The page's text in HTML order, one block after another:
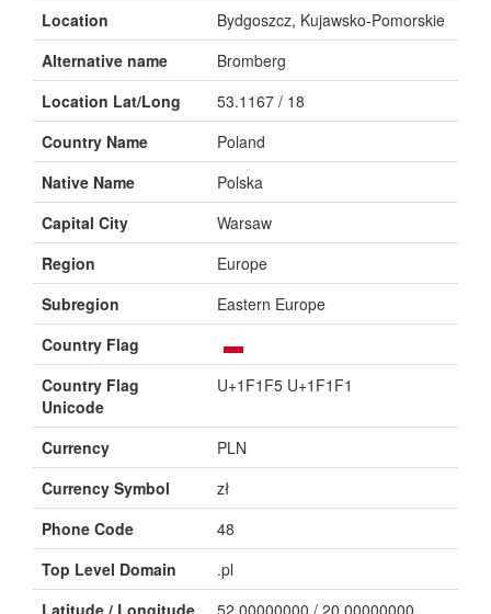
Location
Bydgoszcz, Kujawsko-Pomorskie
Alternative name
Bromberg
Location Lat/Long
53.1167 / 18
Country Name
Poland
Native Name
Polska
Capital City
Warsaw
Region
Europe
Subregion
Eastern Europe
Country Flag
Country Flag
Unicode
U+1F1F5 U+1F1F1
Currency
PLN
Currency Symbol
zł
Phone Code
48
Top Level Domain
.pl
Latitude / Longitude
52.00000000 / 20.00000000